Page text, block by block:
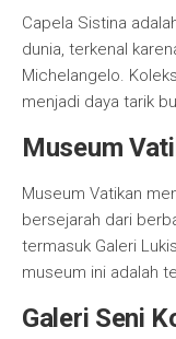
Capela Sistina
dunia, terkenal
Michelangelo.
menjadi daya tarik
Museum
Museum Vatikan
bersejarah dari
termasuk Galeri
museum ini adalah
Galeri Seni